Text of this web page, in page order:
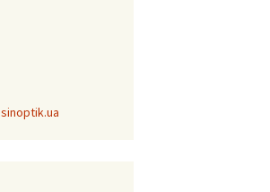
sinoptik.ua